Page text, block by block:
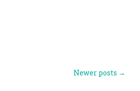
Newer posts →